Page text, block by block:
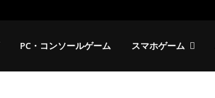
PC・コンソールゲーム スマホゲーム